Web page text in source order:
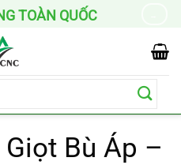
QUỐC
Bù Áp –